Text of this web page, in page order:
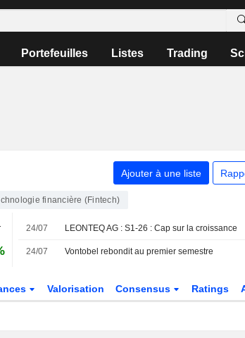
Portefeuilles Listes Trading
Ajouter à une liste
financière (Fintech)
24/07 LEONTEQ AG : S1-26 : Cap sur la croissance
24/07 Vontobel rebondit au premier semestre
Valorisation Consensus Ratings